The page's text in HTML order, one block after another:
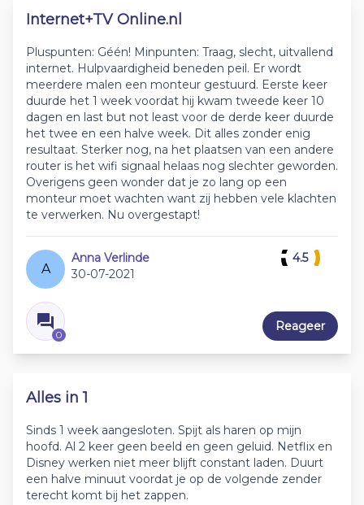
Internet+TV Online.nl
Pluspunten: Géén! Minpunten: Traag, slecht, uitvallend
internet. Hulpvaardigheid beneden peil. Er wordt
meerdere malen een monteur gestuurd. Eerste keer
duurde het 1 week voordat hij kwam tweede keer 10
dagen en last but not least voor de derde keer duurde
het twee en een halve week. Dit alles zonder enig
resultaat. Sterker nog, na het plaatsen van een andere
router is het wifi signaal helaas nog slechter geworden.
Overigens geen wonder dat je zo lang op een
monteur moet wachten want zij hebben vele klachten
te verwerken. Nu overgestapt!
A
Anna Verlinde
30-07-2021
0
4.5
Reageer
Alles in 1
Sinds 1 week aangesloten. Spijt als haren op mijn
hoofd. Al 2 keer geen beeld en geen geluid. Netflix en
Disney werken niet meer blijft constant laden. Duurt
een halve minuut voordat je op de volgende zender
terecht komt bij het zappen.